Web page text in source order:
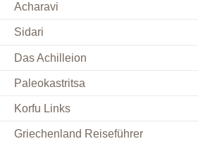
Acharavi
Sidari
Das Achilleion
Paleokastritsa
Korfu Links
Griechenland Reiseführer